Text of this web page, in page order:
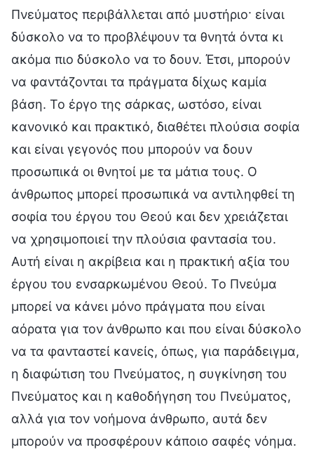
Πνεύματος περιβάλλεται από μυστήριο· είναι
δύσκολο να το προβλέψουν τα θνητά όντα κι
ακόμα πιο δύσκολο να το δουν. Έτσι, μπορούν
να φαντάζονται τα πράγματα δίχως καμία
βάση. Το έργο της σάρκας, ωστόσο, είναι
κανονικό και πρακτικό, διαθέτει πλούσια σοφία
και είναι γεγονός που μπορούν να δουν
προσωπικά οι θνητοί με τα μάτια τους. Ο
άνθρωπος μπορεί προσωπικά να αντιληφθεί τη
σοφία του έργου του Θεού και δεν χρειάζεται
να χρησιμοποιεί την πλούσια φαντασία του.
Αυτή είναι η ακρίβεια και η πρακτική αξία του
έργου του ενσαρκωμένου Θεού. Το Πνεύμα
μπορεί να κάνει μόνο πράγματα που είναι
αόρατα για τον άνθρωπο και που είναι δύσκολο
να τα φανταστεί κανείς, όπως, για παράδειγμα,
η διαφώτιση του Πνεύματος, η συγκίνηση του
Πνεύματος και η καθοδήγηση του Πνεύματος,
αλλά για τον νοήμονα άνθρωπο, αυτά δεν
μπορούν να προσφέρουν κάποιο σαφές νόημα.